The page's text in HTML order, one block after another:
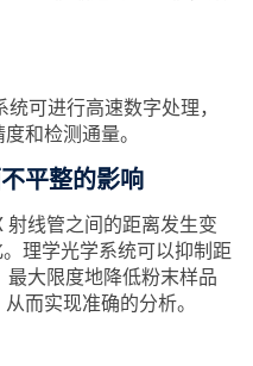
可进行高速数字处理，
和检测通量。
平整的影响
线管之间的距离发生变
理学光学系统可以抑制距
最大限度地降低粉末样品
而实现准确的分析。